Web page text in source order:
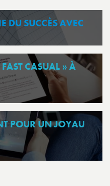
DU SUCCÈS AVEC
CASUAL » À
POUR UN JOYAU